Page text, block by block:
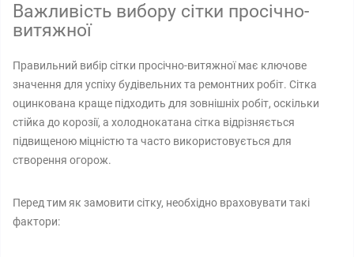
Важливість вибору сітки просічно-
витяжної
Правильний вибір сітки просічно-витяжної має ключове
значення для успіху будівельних та ремонтних робіт. Сітка
оцинкована краще підходить для зовнішніх робіт, оскільки
стійка до корозії, а холоднокатана сітка відрізняється
підвищеною міцністю та часто використовується для
створення огорож.
Перед тим як замовити сітку, необхідно враховувати такі
фактори: